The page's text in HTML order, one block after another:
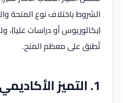
الشروط باختلاف نوع المنحة
(بكالوريوس أو دراسات عليا)،
تُطبق على معظم المنح.
1. التميز الأكاديمي